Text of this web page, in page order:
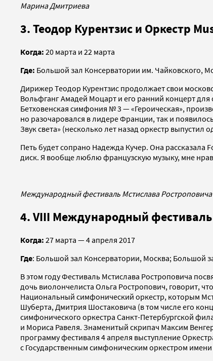
Марина Дмитриева
3. Теодор Курентзис и Оркестр
Когда: 20 марта и 22 марта
Где: Большой зал Консерватории им. Чайковского,
Дирижер Теодор Курентзис продолжает свои
Вольфганг Амадей Моцарт и его ранний концерт
Бетховенская симфония № 3 — «Героическая»,
но разочаровался в лидере Франции, так и
Звук света» (несколько лет назад оркестр
Петь будет сопрано Надежда Кучер. Она рассказала
диск. Я вообще люблю французскую музыку, мне
Международный фестиваль Мстислава Ростроповича
4. VIII Международный
Когда: 27 марта — 4 апреля 2017
Где: Большой зал Консерватории, Москва; Большой
В этом году Фестиваль Мстислава Ростроповича
дочь виолончелиста Ольга Ростропович, говорит,
Национальный симфонический оркестр, которым
Шуберта, Дмитрия Шостаковича (в том числе его
симфонического оркестра Санкт-Петербургской
и Мориса Равеля. Знаменитый скрипач Максим
программу фестиваля 4 апреля выступление
с Государственным симфоническим оркестром имени